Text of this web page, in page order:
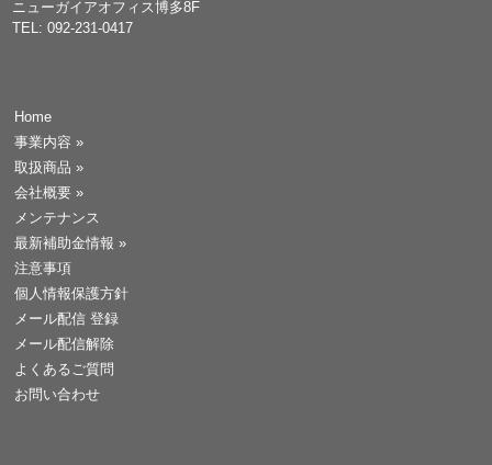
ニューガイアオフィス博多8F
TEL: 092-231-0417
Home
事業内容 »
取扱商品 »
会社概要 »
メンテナンス
最新補助金情報 »
注意事項
個人情報保護方針
メール配信 登録
メール配信解除
よくあるご質問
お問い合わせ